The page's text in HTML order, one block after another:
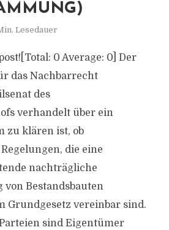
Lesedauer
0 Average: 0] Der
das Nachbarrecht
des
verhandelt über ein
zu klären ist, ob
die eine
nachträgliche
Bestandsbauten
Grundgesetz vereinbar sind.
sind Eigentümer